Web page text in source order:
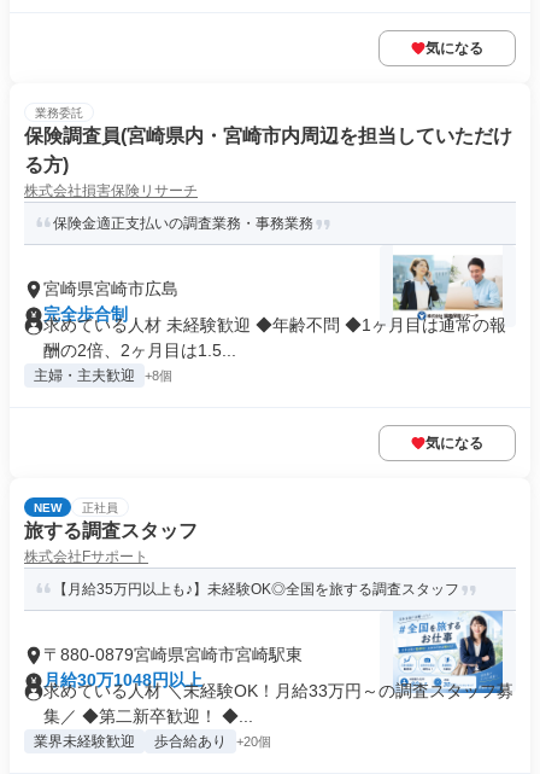
気になる
業務委託
保険調査員(宮崎県内・宮崎市内周辺を担当していただけ
る方)
株式会社損害保険リサーチ
保険金適正支払いの調査業務・事務業務
宮崎県宮崎市広島
完全歩合制
求めている人材 未経験歓迎 ◆年齢不問 ◆1ヶ月目は通常の報
酬の2倍、2ヶ月目は1.5...
主婦・主夫歓迎 +8個
気になる
NEW 正社員
旅する調査スタッフ
株式会社Fサポート
【月給35万円以上も♪】未経験OK◎全国を旅する調査スタッフ
〒880-0879宮崎県宮崎市宮崎駅東
月給30万1048円以上
求めている人材 ＼未経験OK！月給33万円～の調査スタッフ募
集／ ◆第二新卒歓迎！ ◆...
業界未経験歓迎 歩合給あり +20個